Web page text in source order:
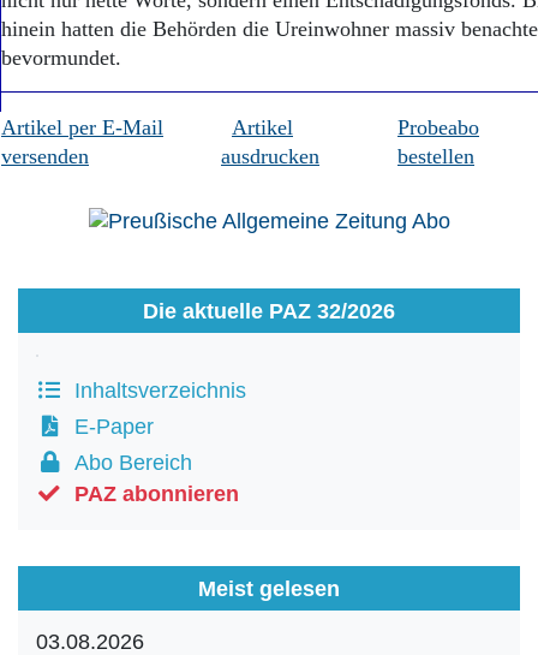
hinein hatten die Behörden die Ureinwohner massiv
bevormundet.
Artikel per E-Mail
versenden
Artikel
ausdrucken
Probeabo
bestellen
Die aktuelle PAZ 32/2026
Inhaltsverzeichnis
E-Paper
Abo Bereich
PAZ abonnieren
Meist gelesen
03.08.2026